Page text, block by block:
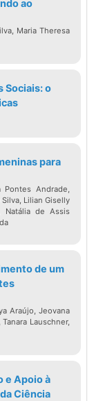
ao
Maria Theresa
Sociais: o
para
Andrade,
Lilian Giselly
Natália de Assis
de um
Araújo, Jeovana
Lauschner,
e Apoio à
Ciência